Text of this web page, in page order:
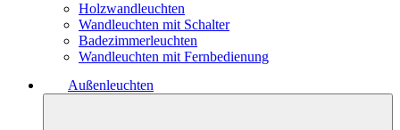
Holzwandleuchten
Wandleuchten mit Schalter
Badezimmerleuchten
Wandleuchten mit Fernbedienung
Außenleuchten